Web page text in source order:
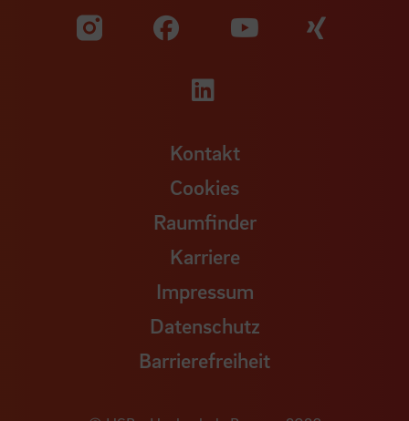
Zu unserer Facebook
Zu
Zu unserer
Kontakt
Cookies
Raumfinder
Karriere
Impressum
Datenschutz
Barrierefreiheit